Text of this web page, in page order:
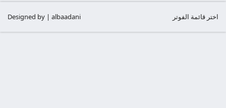
اختر قائمة الفوتر Designed by | albaadani